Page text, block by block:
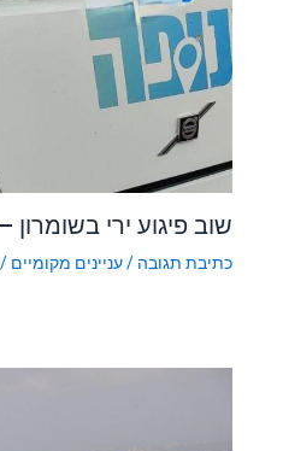
שוב פיגוע ירי
כתיבת תגובה /עניינים מקומיים